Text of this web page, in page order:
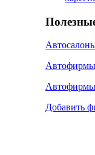
Автофирмы
Добавить